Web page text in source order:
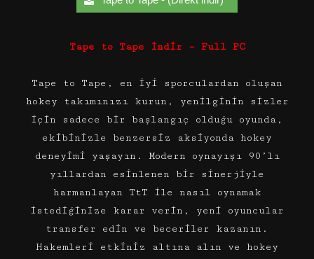
Tape to Tape İndir – Full PC
Tape to Tape, en iyi sporculardan oluşan
hokey takımınızı kurun, yenilginin sizler
için sadece bir başlangıç olduğu oyunda,
ekibinizle benzersiz aksiyonda hokey
deneyimi yaşayın. Modern oynayışı 90’lı
yıllardan esinlenen bir sinerjiyle
harmanlayan TtT ile nasıl oynamak
istediğinize karar verin, yeni oyuncular
transfer edin ve beceriler kazanın.
Hakemleri etkiniz altına alın ve hokey